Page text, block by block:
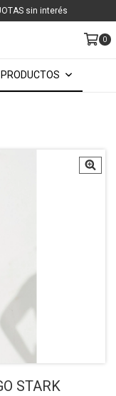
sin interés
0
PRODUCTOS
STARK